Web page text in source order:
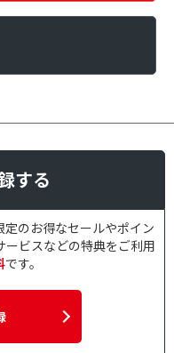
する
のお得なセールやポイン
ービスなどの特典をご利用
です。